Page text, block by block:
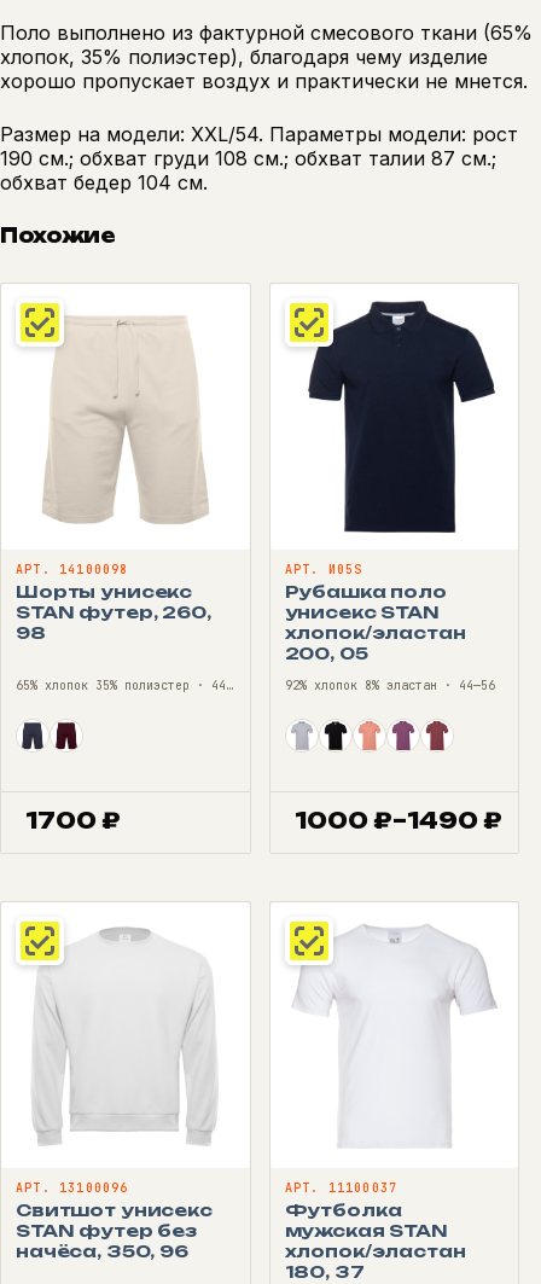
Поло выполнено из фактурной смесового ткани (65%
хлопок, 35% полиэстер), благодаря чему изделие
хорошо пропускает воздух и практически не мнется.
Размер на модели: XXL/54. Параметры модели: рост
190 см.; обхват груди 108 см.; обхват талии 87 см.;
обхват бедер 104 см.
Похожие
АРТ. 14100098
Шорты унисекс
STAN футер, 260,
98
65% хлопок 35% полиэстер · 44—56
1700 ₽
АРТ. И05S
Рубашка поло
унисекс STAN
хлопок/эластан
200, 05
92% хлопок 8% эластан · 44—56
1000 ₽–1490 ₽
Диапазон
цен:
1490 ₽
АРТ. 13100096
Свитшот унисекс
STAN футер без
начёса, 350, 96
АРТ. 11100037
Футболка
мужская STAN
хлопок/эластан
180, 37